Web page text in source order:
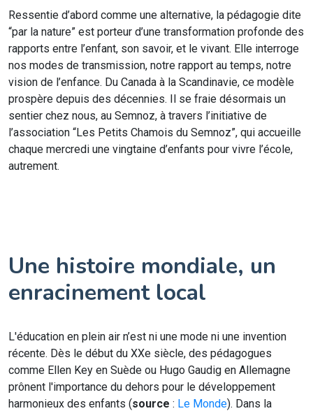
Ressentie d’abord comme une alternative, la pédagogie dite
“par la nature” est porteur d’une transformation profonde des
rapports entre l’enfant, son savoir, et le vivant. Elle interroge
nos modes de transmission, notre rapport au temps, notre
vision de l’enfance. Du Canada à la Scandinavie, ce modèle
prospère depuis des décennies. Il se fraie désormais un
sentier chez nous, au Semnoz, à travers l’initiative de
l’association “Les Petits Chamois du Semnoz”, qui accueille
chaque mercredi une vingtaine d’enfants pour vivre l’école,
autrement.
Une histoire mondiale, un
enracinement local
L'éducation en plein air n’est ni une mode ni une invention
récente. Dès le début du XXe siècle, des pédagogues
comme Ellen Key en Suède ou Hugo Gaudig en Allemagne
prônent l'importance du dehors pour le développement
harmonieux des enfants (source : Le Monde). Dans la